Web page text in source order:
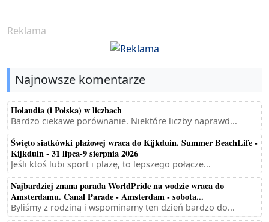
Reklama
Najnowsze komentarze
Holandia (i Polska) w liczbach
Bardzo ciekawe porównanie. Niektóre liczby naprawd...
Święto siatkówki plażowej wraca do Kijkduin. Summer BeachLife -
Kijkduin - 31 lipca-9 sierpnia 2026
Jeśli ktoś lubi sport i plażę, to lepszego połącze...
Najbardziej znana parada WorldPride na wodzie wraca do
Amsterdamu. Canal Parade - Amsterdam - sobota...
Byliśmy z rodziną i wspominamy ten dzień bardzo do...